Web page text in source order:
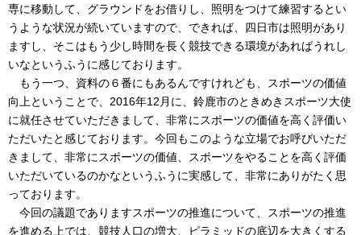
専に移動して、グラウンドをお借りし、照明をつけて練習するとい
うような状況が続いていますので、できれば、四日市は照明があり
ますし、そこはもう少し時間を長く競技できる環境があればうれし
いなというふうに感じております。
もう一つ、資料の６番にもあるんですけれども、スポーツの価値
向上ということで、2016年12月に、鈴鹿市のときめきスポーツ大使
に就任させていただきまして、非常にスポーツの価値を高く評価い
ただいたと感じております。今回もこのような立場でお呼びいただ
きまして、非常にスポーツの価値、スポーツをやることを高く評価
いただいているのかなというふうに実感して、非常にありがたく思
っております。
今回の議題でありますスポーツの推進について、スポーツの推進
を進める上では、競技人口の増大、ピラミッドの底辺を大きくする